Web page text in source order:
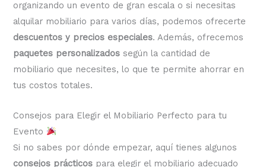
organizando un evento de gran escala o si necesitas
alquilar mobiliario para varios días, podemos ofrecerte
descuentos y precios especiales. Además, ofrecemos
paquetes personalizados según la cantidad de
mobiliario que necesites, lo que te permite ahorrar en
tus costos totales.
Consejos para Elegir el Mobiliario Perfecto para tu
Evento
Si no sabes por dónde empezar, aquí tienes algunos
consejos prácticos para elegir el mobiliario adecuado